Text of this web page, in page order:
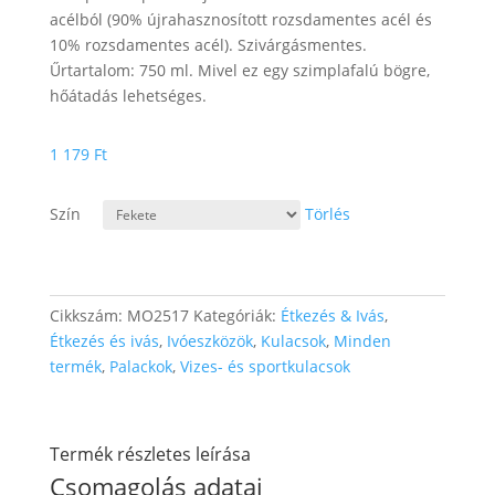
acélból (90% újrahasznosított rozsdamentes acél és
10% rozsdamentes acél). Szivárgásmentes.
Űrtartalom: 750 ml. Mivel ez egy szimplafalú bögre,
hőátadás lehetséges.
1 179 Ft
Szín Törlés
Cikkszám: MO2517 Kategóriák: Étkezés & Ivás,
Étkezés és ivás, Ivóeszközök, Kulacsok, Minden
termék, Palackok, Vizes- és sportkulacsok
Termék részletes leírása
Csomagolás adatai